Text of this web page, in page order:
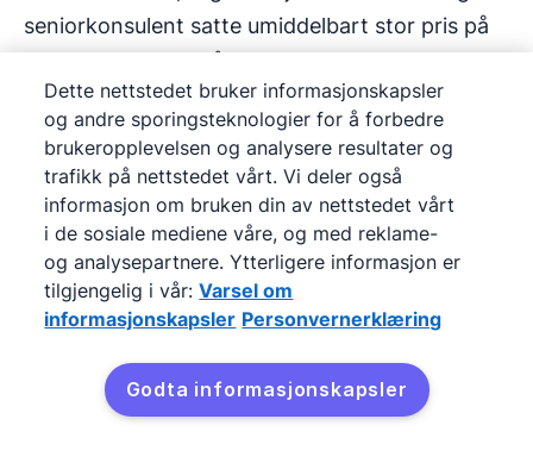
seniorkonsulent satte umiddelbart stor pris på
Pipedrives evne til å integrere med Accentuates
eksisterende verktøy og skalere etter hvert som
selskapet vokser.
«Hvis du ønsker å skalere og håndtere
kundebasen din på en effektiv måte, trenger du
et CRM som Pipedrive. Så enkelt er det.»
Les casestudien
Dette nettstedet bruker informasjonskapsler
og andre sporingsteknologier for å forbedre
brukeropplevelsen og analysere resultater og
trafikk på nettstedet vårt. Vi deler også
informasjon om bruken din av nettstedet vårt
i de sosiale mediene våre, og med reklame-
og analysepartnere. Ytterligere informasjon er
tilgjengelig i vår: Varsel om
informasjonskapsler Personvernerklæring
Godta informasjonskapsler